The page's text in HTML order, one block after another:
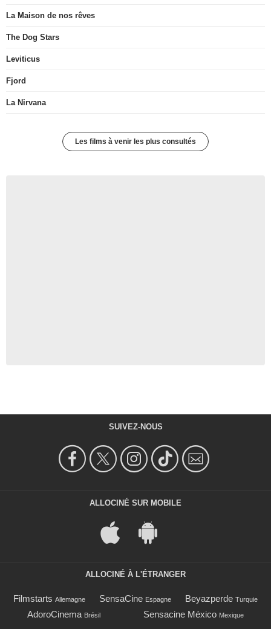
La Maison de nos rêves
The Dog Stars
Leviticus
Fjord
La Nirvana
Les films à venir les plus consultés
SUIVEZ-NOUS
ALLOCINÉ SUR MOBILE
ALLOCINÉ À L'ÉTRANGER
Filmstarts Allemagne SensaCine Espagne Beyazperde Turquie
AdoroCinema Brésil Sensacine México Mexique